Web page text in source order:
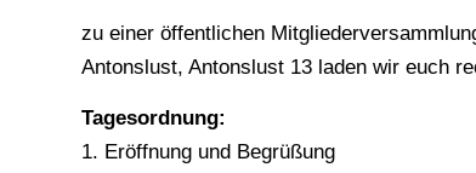
zu einer öffentlichen
Antonslust, Antonslust 13 laden wir euch
Tagesordnung:
1. Eröffnung und Begrüßung